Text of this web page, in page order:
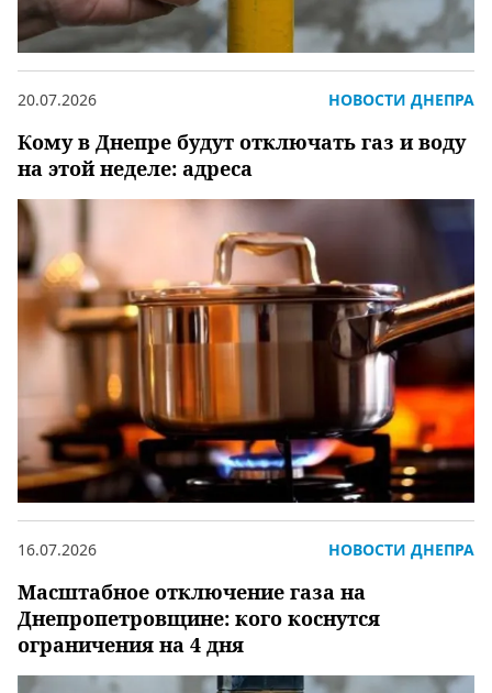
Кому в Днепре будут отключать газ и воду
на этой неделе: адреса
20.07.2026 НОВОСТИ ДНЕПРА
Масштабное отключение газа на
Днепропетровщине: кого коснутся
ограничения на 4 дня
16.07.2026 НОВОСТИ ДНЕПРА